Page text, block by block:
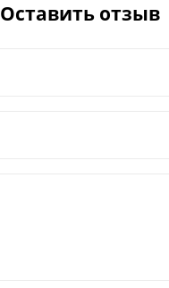
Оставить отзыв